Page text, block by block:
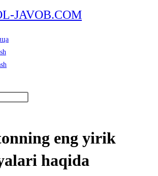
JAVOB.COM
чтобы
закрыть
панель
eng yirik
haqida